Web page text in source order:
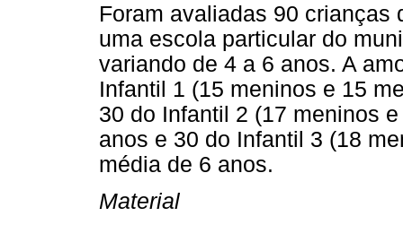
Foram avaliadas 90 crianças
uma escola particular do
variando de 4 a 6 anos. A
Infantil 1 (15 meninos e 15
30 do Infantil 2 (17 meninos
anos e 30 do Infantil 3 (18
média de 6 anos.
Material